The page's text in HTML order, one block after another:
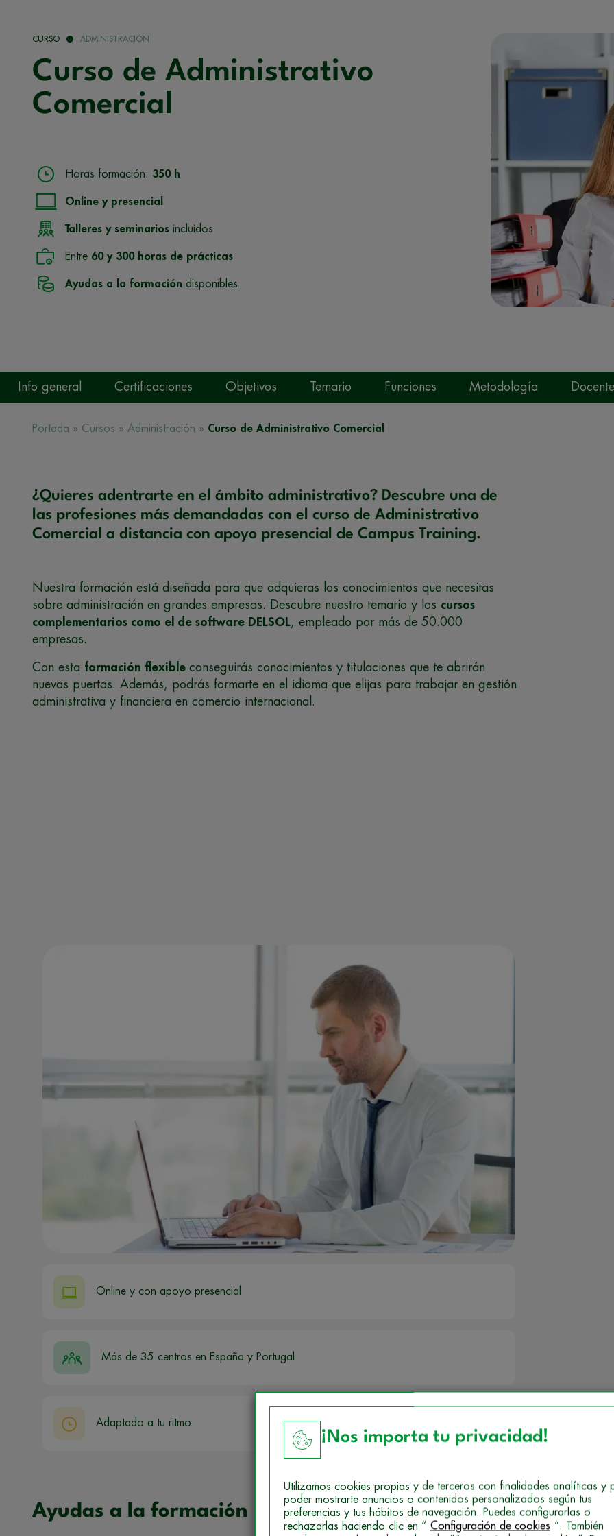
CURSO ADMINISTRACIÓN
Curso de Administrativo
Comercial
Horas formación: 350 h
Online y presencial
Talleres y seminarios incluidos
Entre 60 y 300 horas de prácticas
Ayudas a la formación disponibles
Info general Certificaciones Objetivos Temario Funciones Metodología
Portada » Cursos » Administración » Curso de Administrativo Comercial
¿Quieres adentrarte en el ámbito administrativo? Descubre una de
las profesiones más demandadas con el curso de Administrativo
Comercial a distancia con apoyo presencial de Campus Training.
Nuestra formación está diseñada para que adquieras los conocimientos que necesitas
sobre administración en grandes empresas. Descubre nuestro temario y los cursos
complementarios como el de software DELSOL, empleado por más de 50.000
empresas.
Con esta formación flexible conseguirás conocimientos y titulaciones que te abrirán
nuevas puertas. Además, podrás formarte en el idioma que elijas para trabajar en gestión
administrativa y financiera en comercio internacional.
Online y con apoyo presencial
Más de 35 centros en España y Portugal
Adaptado a tu ritmo
Ayudas a la formación
¡Nos importa tu privacidad!
Utilizamos cookies propias y de terceros con finalidades analíticas y
poder mostrarte anuncios o contenidos personalizados según tus
preferencias y tus hábitos de navegación. Puedes configurarlas o
rechazarlas haciendo clic en “ Configuración de cookies ”. También